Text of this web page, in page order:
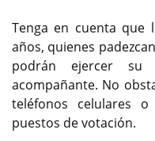
Tenga en cuenta que
años, quienes
podrán ejercer
acompañante. No
teléfonos celulares
puestos de votación.